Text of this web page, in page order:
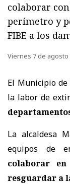
colaborar
perímetro y
FIBE a los
Viernes 7 de agosto
El Municipio
la labor de
La alcaldesa
equipos de
colaborar
resguardar a